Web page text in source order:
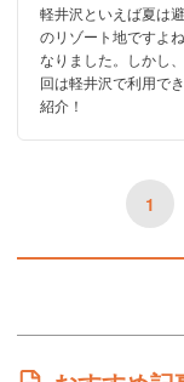
軽井沢といえば夏は
のリゾート地ですよ
なりました。しかし
回は軽井沢で利用で
紹介！
1